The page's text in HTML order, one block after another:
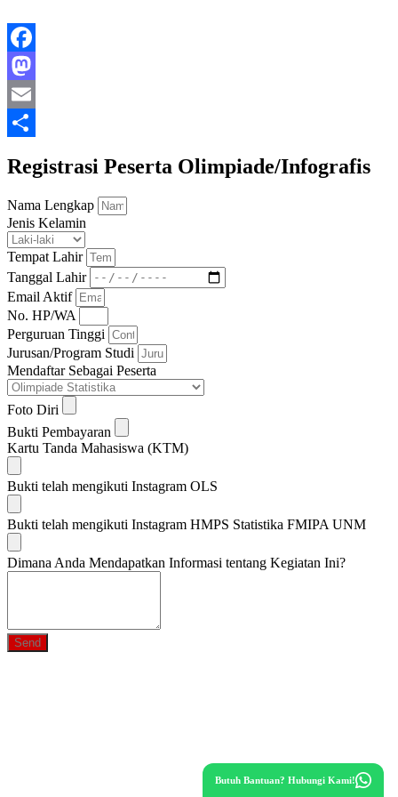
Facebook
Mastodon
Email
Registrasi Peserta Olimpiade/Infografis
Nama Lengkap
Jenis Kelamin
Tempat Lahir
Tanggal Lahir
Email Aktif
No. HP/WA
Perguruan Tinggi
Jurusan/Program Studi
Mendaftar Sebagai Peserta
Foto Diri
Bukti Pembayaran
Kartu Tanda Mahasiswa (KTM)
Bukti telah mengikuti Instagram OLS
Bukti telah mengikuti Instagram HMPS Statistika FMIPA UNM
Dimana Anda Mendapatkan Informasi tentang Kegiatan Ini?
Send
Butuh Bantuan? Hubungi Kami!